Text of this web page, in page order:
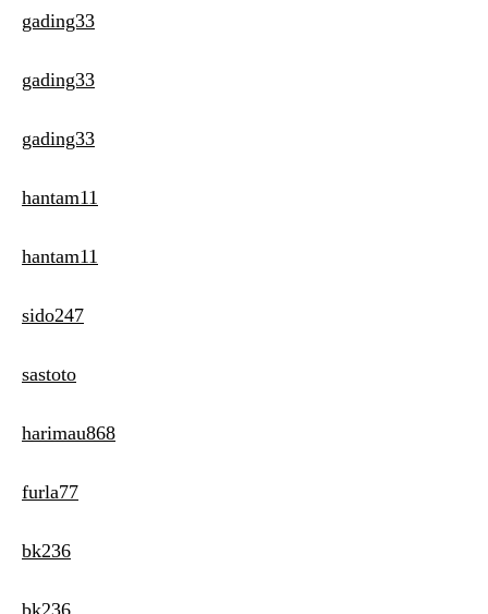
gading33
gading33
gading33
hantam11
hantam11
sido247
sastoto
harimau868
furla77
bk236
bk236